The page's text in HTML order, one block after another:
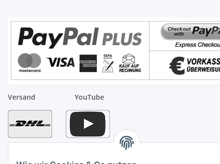
Versand YouTube